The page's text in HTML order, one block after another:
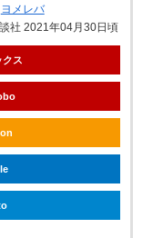
ヨメレバ
社 2021年04月30日頃
クス